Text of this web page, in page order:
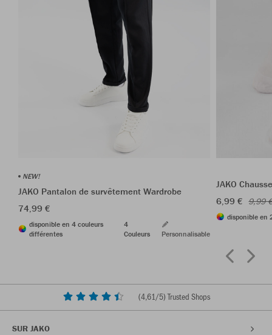
NEW!
JAKO Pantalon de survêtement Wardrobe
74,99 €
disponible en 4 couleurs
différentes
4
Couleurs
Personnalisable
JAKO
6,99 € 9,99
disponible en
(4,61/5) Trusted Shops
SUR JAKO